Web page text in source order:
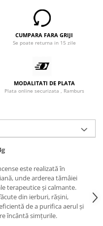
CUMPARA FARA GRIJI
Se poate returna in 15 zile
MODALITATI DE PLATA
Plata online securizata , Ramburs
este realizată în
unde arderea tămâiei
terapeutice și calmante.
din ierburi, rășini,
de a purifica aerul și
încântă simțurile.